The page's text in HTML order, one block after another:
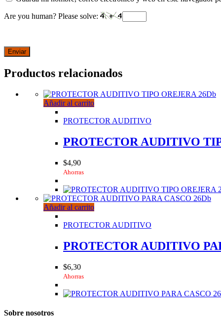
Are you human? Please solve:
Productos relacionados
Añadir al carrito
PROTECTOR AUDITIVO
PROTECTOR AUDITIVO
$4,90
Ahorras
Añadir al carrito
PROTECTOR AUDITIVO
PROTECTOR AUDITIVO
$6,30
Ahorras
Sobre nosotros